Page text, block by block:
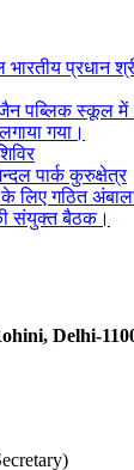
भारतीय प्रधान
जैन पब्लिक स्कूल
गया।
पार्क कुरुक्षेत्र
लिए गठित
संयुक्त बैठक।
Delhi-